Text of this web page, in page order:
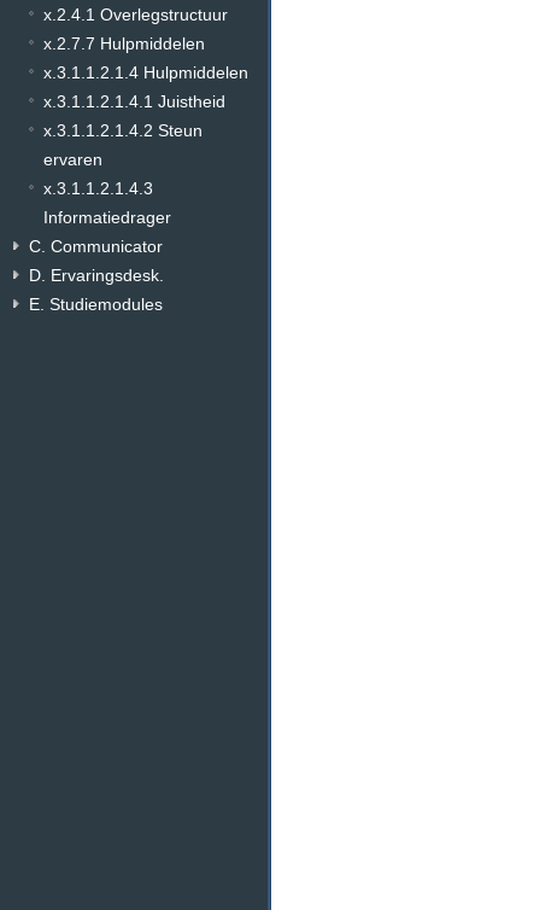
x.2.4.1 Overlegstructuur
x.2.7.7 Hulpmiddelen
x.3.1.1.2.1.4 Hulpmiddelen
x.3.1.1.2.1.4.1 Juistheid
x.3.1.1.2.1.4.2 Steun
ervaren
x.3.1.1.2.1.4.3
Informatiedrager
C. Communicator
D. Ervaringsdesk.
E. Studiemodules